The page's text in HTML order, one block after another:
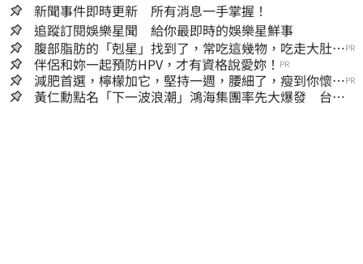
新聞事件即時更新 所有消息一手掌握！
追蹤訂閱娛樂星聞 給你最即時的娛樂星鮮事
腹部脂肪的「剋星」找到了，常吃這幾物，吃走大肚
囊，瘦出小蠻腰
PR
伴侶和妳一起預防HPV，才有資格說愛妳！ PR
減肥首選，檸檬加它，堅持一週，腰細了，瘦到你懷疑
人生
PR
黃仁勳點名「下一波浪潮」鴻海集團率先大爆發 台股